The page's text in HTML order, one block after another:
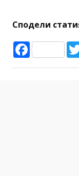
Сподели
Facebook